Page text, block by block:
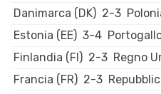
Danimarca (DK) 2-3
Estonia (EE) 3-4
Finlandia (FI) 2-3 Regno
Francia (FR) 2-3